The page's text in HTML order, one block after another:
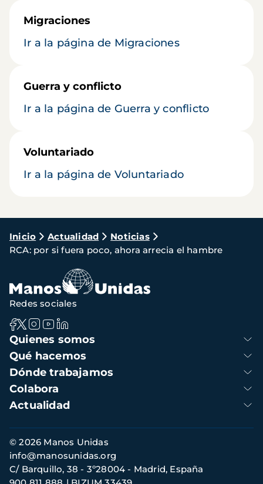
Migraciones
Ir a la página de Migraciones
Guerra y conflicto
Ir a la página de Guerra y conflicto
Voluntariado
Ir a la página de Voluntariado
Ruta
de
navegación
Inicio Actualidad
Noticias
RCA: por si fuera poco, ahora arrecia el hambre
Navegación
principal
Quienes somos
Qué hacemos
Dónde trabajamos
Colabora
Actualidad
Redes sociales
Información
de
contacto
© 2026 Manos Unidas
C/ Barquillo, 38 - 3º28004 - Madrid, España
info@manosunidas.org